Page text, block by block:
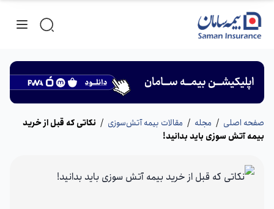
صفحه اصلی / مجله / مقالات بیمه آتش‌سوزی / نکاتی که قبل از خرید
بیمه آتش سوزی باید بدانید!